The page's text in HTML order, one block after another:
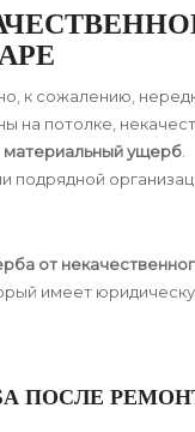
к сожалению,
потолке,
материальный ущерб
подрядной
от
имеет
ПОСЛЕ